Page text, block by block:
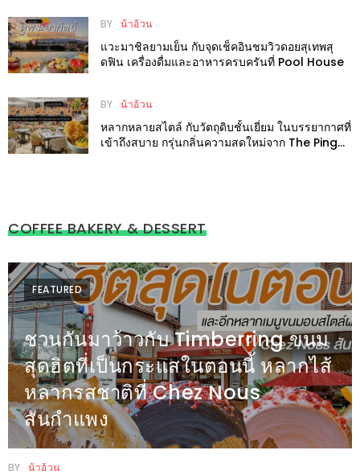
แม่
สุด
พิเศษ
โม
ชั่น
เด็ด
แม่
2560
สบาย
ใจ๋…
สไตล์
นิมมาน
(ดี
คอน
โด
BY น้าอ้วน
แวะมาชิลยามเย็น กับจุดเช็คอินชมวิวดอยสุเทพสุ
ดฟิน เครื่องดื่มและอาหารครบครันที่ Pool House
BY น้าอ้วน
หลากหลายสไตล์ กับวัตถุดิบชั้นเยี่ยม ในบรรยากาศที่
เข้าถึงสบาย กรุ่นกลิ่นความสดใหม่จาก The Ping
COFFEE BAKERY & DESSERT
FEATURED
ชวนกันมาว้าวกับ Timberring ขนม
สุดฮิตที่เป็นกระแสในตอนนี้ หลากไส้
หลากรสชาติที่ Chez Nous
สันกำแพง
BY น้าอ้วน